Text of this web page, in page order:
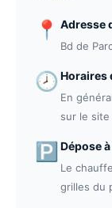
📍 Adresse
Bd de
🕗 Horaires
En
sur le
🅿️ Dépose
Le
grilles du